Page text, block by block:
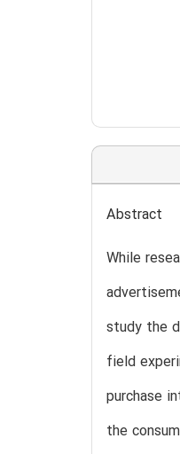
Abstract
While
study the
field
purchase
the